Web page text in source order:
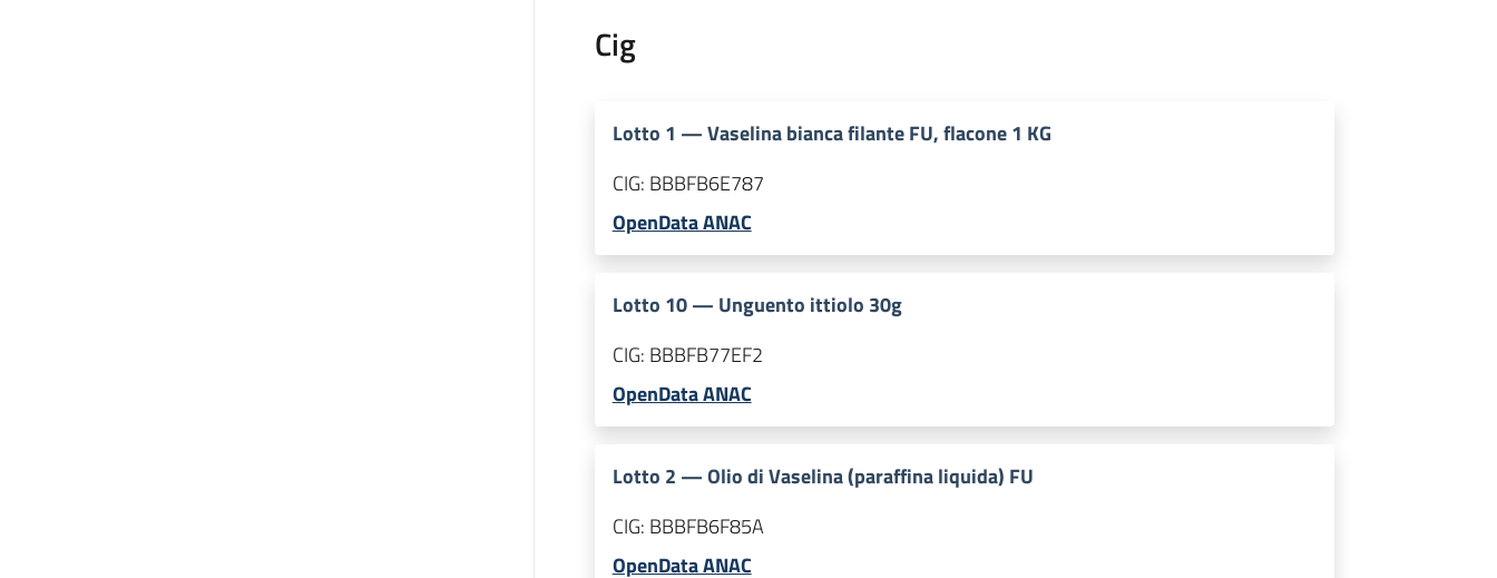
Cig
Lotto 1 —Vaselina bianca filante FU, flacone 1 KG
CIG: BBBFB6E787
OpenData ANAC
Lotto 10— Unguento ittiolo 30g
CIG: BBBFB77EF2
OpenData ANAC
Lotto 2 —Olio di Vaselina (paraffina liquida) FU
CIG: BBBFB6F85A
OpenData ANAC